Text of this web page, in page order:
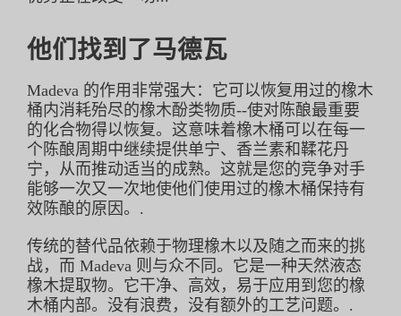
他们找到了马德瓦
Madeva 的作用非常强大：它可以恢复用过的橡木
桶内消耗殆尽的橡木酚类物质--使对陈酿最重要
的化合物得以恢复。这意味着橡木桶可以在每一
个陈酿周期中继续提供单宁、香兰素和鞣花丹
宁，从而推动适当的成熟。这就是您的竞争对手
能够一次又一次地使他们使用过的橡木桶保持有
效陈酿的原因。.
传统的替代品依赖于物理橡木以及随之而来的挑
战，而 Madeva 则与众不同。它是一种天然液态
橡木提取物。它干净、高效，易于应用到您的橡
木桶内部。没有浪费，没有额外的工艺问题。.